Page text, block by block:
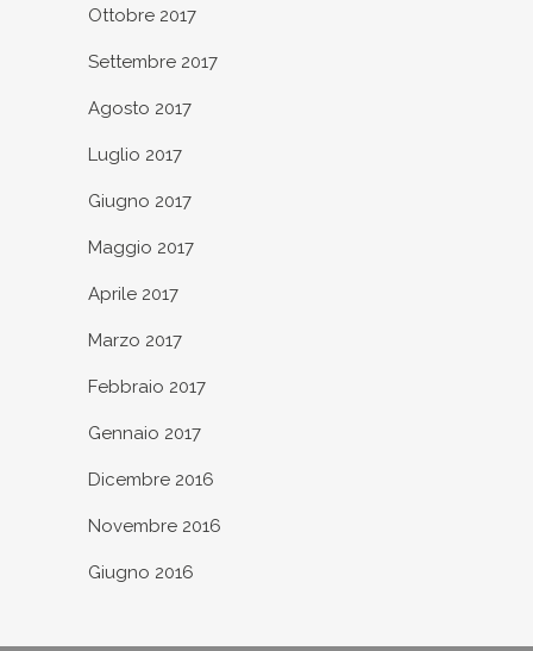
Ottobre 2017
Settembre 2017
Agosto 2017
Luglio 2017
Giugno 2017
Maggio 2017
Aprile 2017
Marzo 2017
Febbraio 2017
Gennaio 2017
Dicembre 2016
Novembre 2016
Giugno 2016